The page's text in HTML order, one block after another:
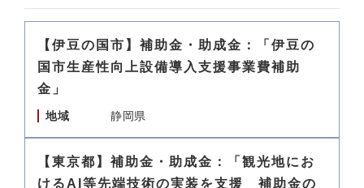
【伊豆の国市】補助金・助成金：「伊豆の
国市生産性向上設備導入支援事業費補助
金」
地域 静岡県
【東京都】補助金・助成金：「観光地にお
けるAI等先端技術の実装を支援 補助金の